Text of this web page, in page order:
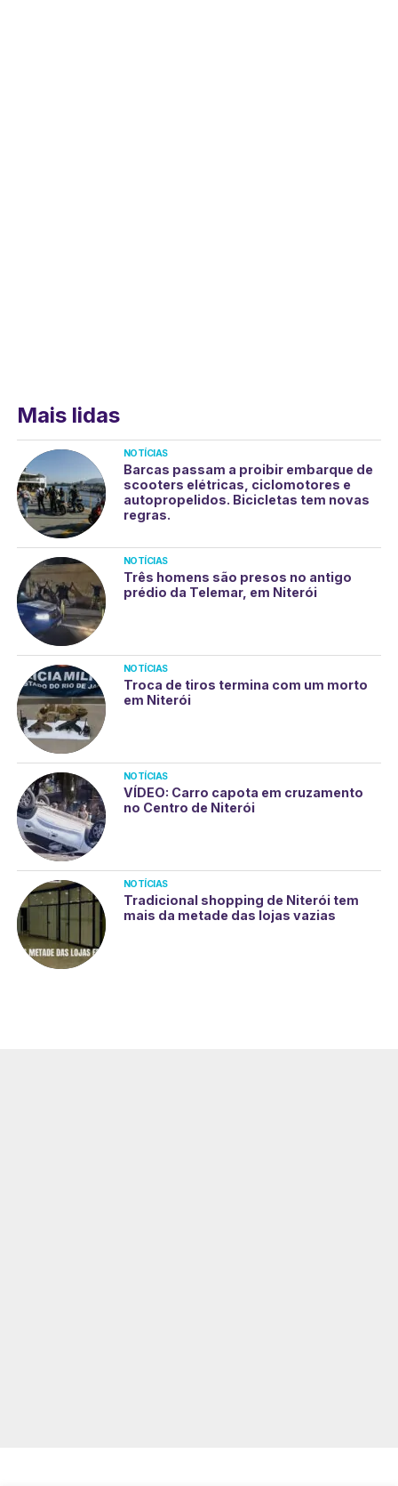
Mais lidas
NOTÍCIAS
Barcas passam a proibir embarque de
scooters elétricas, ciclomotores e
autopropelidos. Bicicletas tem novas
regras.
NOTÍCIAS
Três homens são presos no antigo
prédio da Telemar, em Niterói
NOTÍCIAS
Troca de tiros termina com um morto
em Niterói
NOTÍCIAS
VÍDEO: Carro capota em cruzamento
no Centro de Niterói
NOTÍCIAS
Tradicional shopping de Niterói tem
mais da metade das lojas vazias